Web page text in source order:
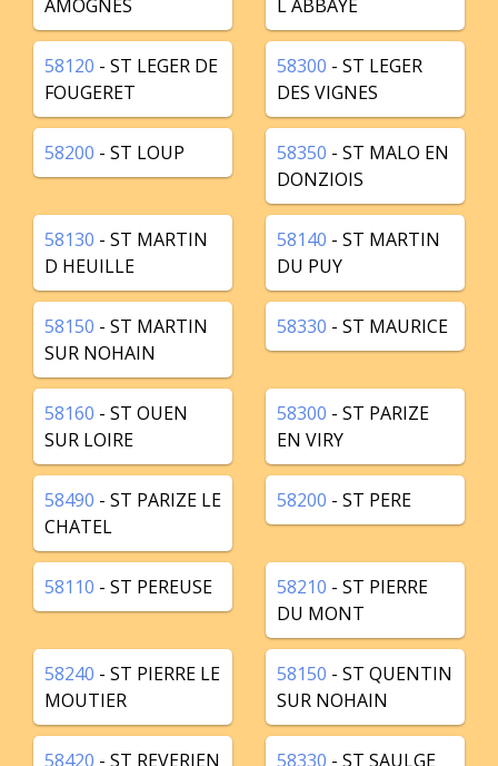
AMOGNES
L ABBAYE
58120 - ST LEGER DE
FOUGERET
58300 - ST LEGER
DES VIGNES
58200 - ST LOUP 58350 - ST MALO EN
DONZIOIS
58130 - ST MARTIN
D HEUILLE
58140 - ST MARTIN
DU PUY
58150 - ST MARTIN
SUR NOHAIN
58330 - ST MAURICE
58160 - ST OUEN
SUR LOIRE
58300 - ST PARIZE
EN VIRY
58490 - ST PARIZE LE
CHATEL
58200 - ST PERE
58110 - ST PEREUSE 58210 - ST PIERRE
DU MONT
58240 - ST PIERRE LE
MOUTIER
58150 - ST QUENTIN
SUR NOHAIN
58420 - ST REVERIEN 58330 - ST SAULGE